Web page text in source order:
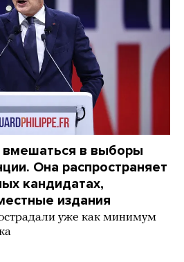
вмешаться в выборы
Она распространяет
кандидатах,
издания
уже как минимум